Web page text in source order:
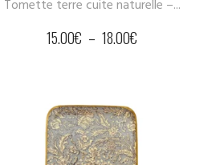
Tomette terre cuite naturelle –...
15.00€ – 18.00€